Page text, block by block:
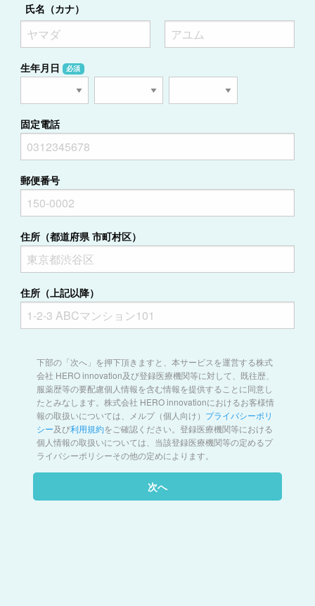
氏名（カナ）
生年月日 必須
固定電話
郵便番号
住所（都道府県 市町村区）
住所（上記以降）
下部の「次へ」を押下頂きますと、本サービスを運営する株式
会社 HERO innovation及び登録医療機関等に対して、既往歴、
服薬歴等の要配慮個人情報を含む情報を提供することに同意し
たとみなします。株式会社 HERO innovationにおけるお客様情
報の取扱いについては、メルプ（個人向け） プライバシーポリ
シー及び利用規約をご確認ください。登録医療機関等における
個人情報の取扱いについては、当該登録医療機関等の定めるプ
ライバシーポリシーその他の定めによります。